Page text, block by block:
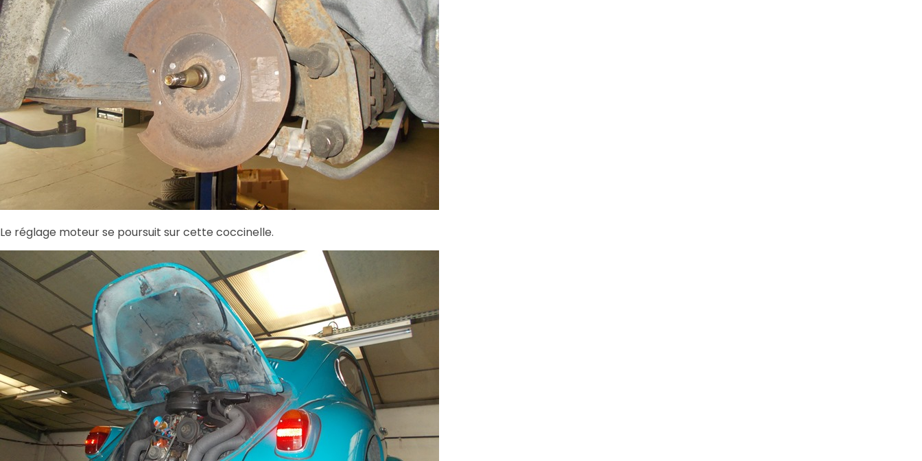
Le réglage moteur se poursuit sur cette coccinelle.